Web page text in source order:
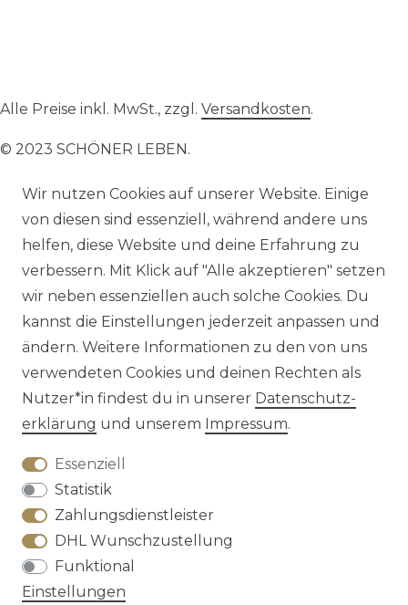
Wir nutzen Cookies auf unserer Website. Einige
von diesen sind essenziell, während andere uns
helfen, diese Website und deine Erfahrung zu
verbessern. Mit Klick auf "Alle akzeptieren" setzen
wir neben essenziellen auch solche Cookies. Du
kannst die Einstellungen jederzeit anpassen und
ändern. Weitere Informationen zu den von uns
verwendeten Cookies und deinen Rechten als
Nutzer*in findest du in unserer Daten­schutz­
erklärung und unserem Impressum.
Essenziell
Statistik
Zahlungsdienstleister
DHL Wunschzustellung
Funktional
Einstellungen
Alle Preise inkl. MwSt., zzgl. Versandkosten.
© 2023 SCHÖNER LEBEN.
Impressum Daten­schutz­erklärung AGB
Barrierefreiheitserklärung Widerrufs­recht